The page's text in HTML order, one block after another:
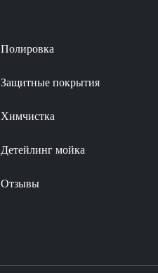
Полировка
Защитные покрытия
Химчистка
Детейлинг мойка
Отзывы